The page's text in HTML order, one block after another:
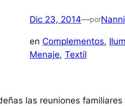
Dic 23, 2014—por
en Complementos,
Menaje, Textil
las reuniones